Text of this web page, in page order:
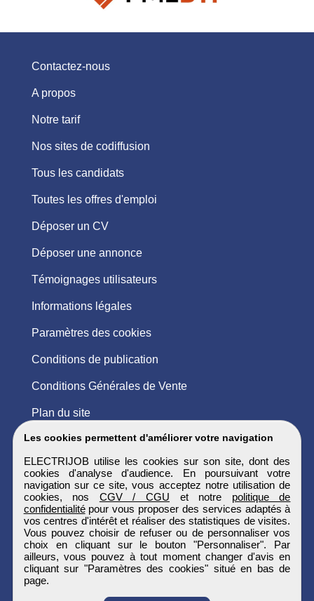
Les cookies permettent d'améliorer votre navigation
ELECTRIJOB utilise les cookies sur son site, dont des
cookies d'analyse d'audience. En poursuivant votre
navigation sur ce site, vous acceptez notre utilisation de
cookies, nos CGV / CGU et notre politique de
confidentialitépour vous proposer des services adaptés à
vos centres d'intérêt et réaliser des statistiques de visites.
Vous pouvez choisir de refuser ou de personnaliser vos
choix en cliquant sur le bouton "Personnaliser". Par
ailleurs, vous pouvez à tout moment changer d'avis en
cliquant sur "Paramètres des cookies" situé en bas de
page.
Contactez-nous
A propos
Notre tarif
Nos sites de codiffusion
Tous les candidats
Toutes les offres d'emploi
Déposer un CV
Déposer une annonce
Témoignages utilisateurs
Informations légales
Paramètres des cookies
Conditions de publication
Conditions Générales de Vente
Plan du site